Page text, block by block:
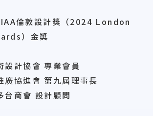
倫敦設計獎（2024 London
）金獎
設計協會 專業會員
廣協進會 第九屆理事長
台商會 設計顧問